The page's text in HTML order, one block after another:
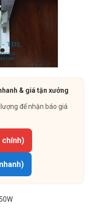
& giá tận xưởng
để nhận báo giá
chính)